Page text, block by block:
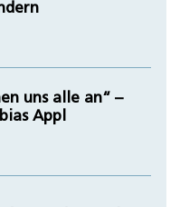
uns alle an“ –
Appl